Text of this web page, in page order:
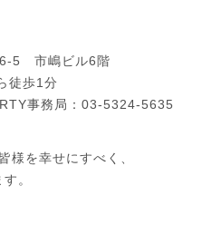
5 市嶋ビル6階
徒歩1分
事務局：03-5324-5635
様を幸せにすべく、
。